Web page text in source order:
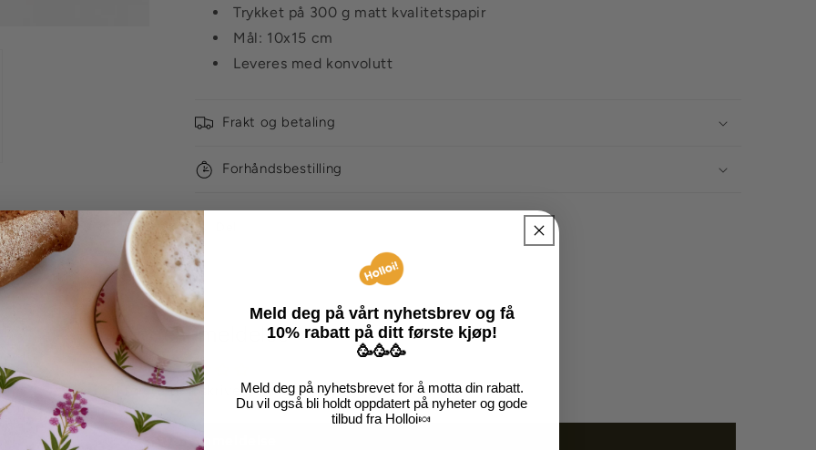
Trykket på 300 g matt kvalitetspapir
Mål: 10x15 cm
Leveres med konvolutt
Frakt og betaling
Forhåndsbestilling
Kundeanmeldelser
Vær den første til å skrive en anmeldelse
Skriv en anmeldelse
Meld deg på vårt nyhetsbrev og få
10% rabatt på ditt første kjøp!
🥳🥳🥳
Meld deg på nyhetsbrevet for å motta din rabatt.
Du vil også bli holdt oppdatert på nyheter og gode
tilbud fra Holloi🍬